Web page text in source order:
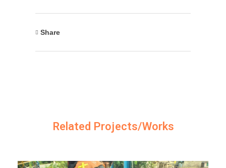
Share
Related Projects/Works